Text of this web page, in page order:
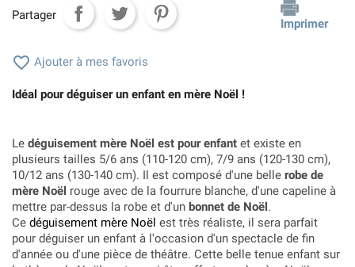
Partager
Imprimer
 Ajouter à mes favoris
Idéal pour déguiser un enfant en mère Noël !
Le déguisement mère Noël est pour enfant et existe en
plusieurs tailles 5/6 ans (110-120 cm), 7/9 ans (120-130 cm),
10/12 ans (130-140 cm). Il est composé d'une belle robe de
mère Noël rouge avec de la fourrure blanche, d'une capeline à
mettre par-dessus la robe et d'un bonnet de Noël.
Ce déguisement mère Noël est très réaliste, il sera parfait
pour déguiser un enfant à l'occasion d'un spectacle de fin
d'année ou d'une pièce de théâtre. Cette belle tenue enfant sur